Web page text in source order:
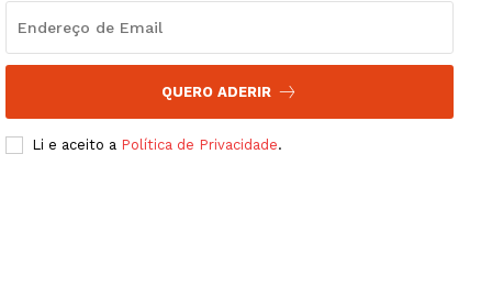
QUERO ADERIR
Li e aceito a Política de Privacidade.